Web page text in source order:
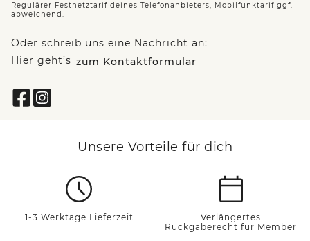
Regulärer Festnetztarif deines Telefonanbieters, Mobilfunktarif ggf.
abweichend.
Oder schreib uns eine Nachricht an:
Hier geht’s zum Kontaktformular
Unsere Vorteile für dich
1-3 Werktage Lieferzeit
Verlängertes
Rückgaberecht für Member